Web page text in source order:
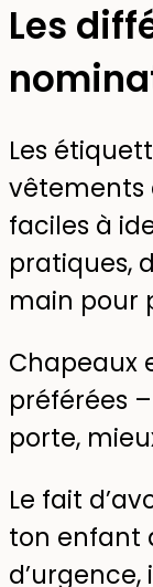
Les
Les
vêtements
faciles à
pratiques,
main pour
Chapeaux
préférées
porte,
Le fait
ton enfant